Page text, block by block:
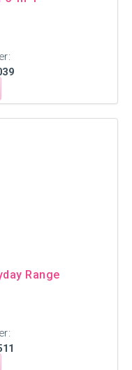
Range